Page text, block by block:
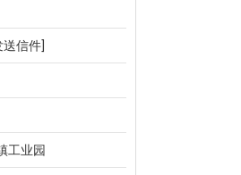
送信件]
工业园